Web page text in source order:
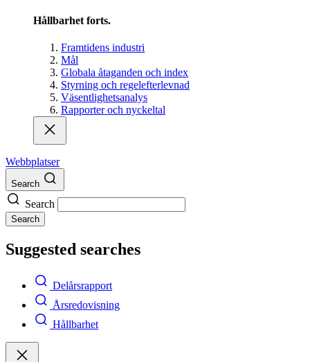
Hållbarhet forts.
Framtidens industri
Mål
Globala åtaganden och index
Styrning och regelefterlevnad
Väsentlighetsanalys
Rapporter och nyckeltal
Webbplatser
Search
Search
Search
Suggested searches
Delårsrapport
Årsredovisning
Hållbarhet